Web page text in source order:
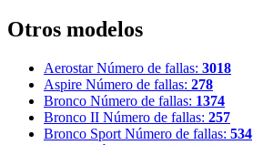
Otros modelos
Aerostar Número de fallas: 3018
Aspire Número de fallas: 278
Bronco Número de fallas: 1374
Bronco II Número de fallas: 257
Bronco Sport Número de fallas: 534